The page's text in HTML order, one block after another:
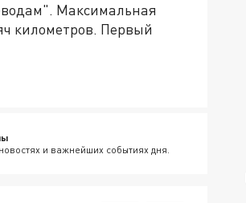
Максимальная
километров. Первый
и важнейших событиях дня.